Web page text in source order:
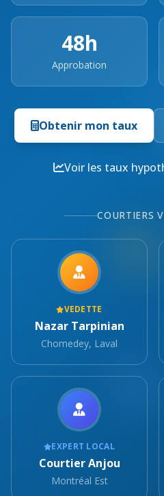
48h
Approbation
Obtenir mon taux
Voir les taux
COURTIERS
VEDETTE
Nazar Tarpinian
Chomedey, Laval
EXPERT LOCAL
Courtier Anjou
Montréal Est